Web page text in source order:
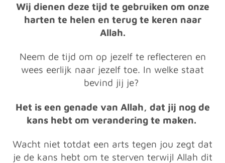
Wij dienen deze tijd te gebruiken om onze
harten te helen en terug te keren naar
Allah.
Neem de tijd om op jezelf te reflecteren en
wees eerlijk naar jezelf toe. In welke staat
bevind jij je?
Het is een genade van Allah, dat jij nog de
kans hebt om verandering te maken.
Wacht niet totdat een arts tegen jou zegt dat
je de kans hebt om te sterven terwijl Allah dit